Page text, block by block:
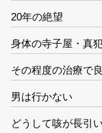
20年の絶望
身体の寺子屋・真
その程度の治療で
男は行かない
どうして咳が長引